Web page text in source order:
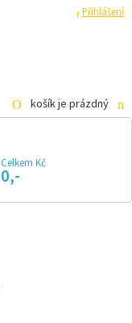
Přihlášení
košík je prázdný
Celkem Kč
0,-